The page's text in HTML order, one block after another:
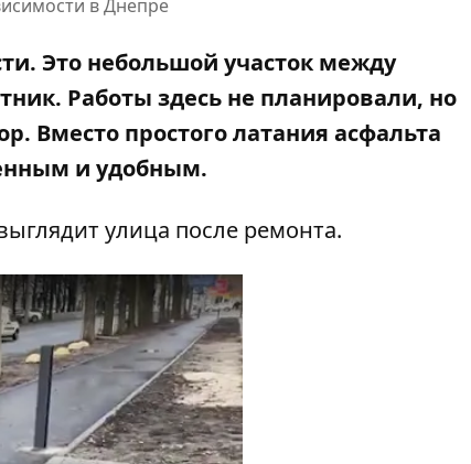
в Днепре
Это небольшой участок между
Работы здесь не планировали, но
Вместо простого латания асфальта
и удобным.
улица после ремонта.